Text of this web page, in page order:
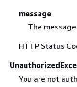
message
The
HTTP Status
You are not